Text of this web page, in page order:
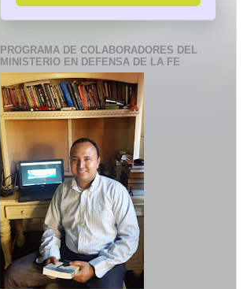
PROGRAMA DE COLABORADORES DEL
MINISTERIO EN DEFENSA DE LA FE